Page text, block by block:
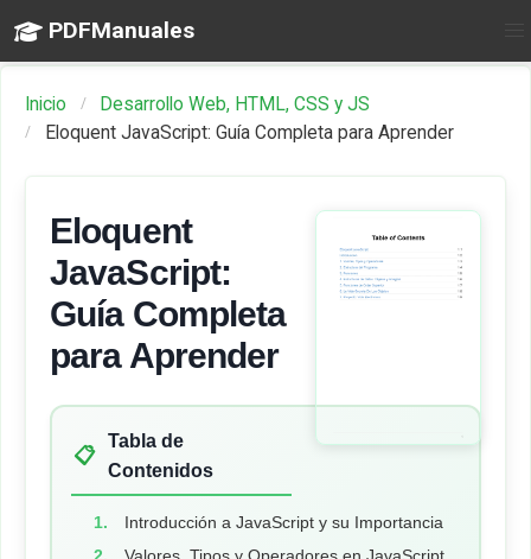
PDFManuales
Inicio
Desarrollo Web, HTML, CSS y JS
Eloquent JavaScript: Guía Completa para Aprender
Eloquent
JavaScript:
Guía Completa
para Aprender
📋
Tabla de
Contenidos
Introducción a JavaScript y su Importancia
Valores, Tipos y Operadores en JavaScript